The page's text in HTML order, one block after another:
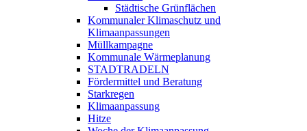
Städtische Grünflächen
Kommunaler Klimaschutz und
Klimaanpassungen
Müllkampagne
Kommunale Wärmeplanung
STADTRADELN
Fördermittel und Beratung
Starkregen
Klimaanpassung
Hitze